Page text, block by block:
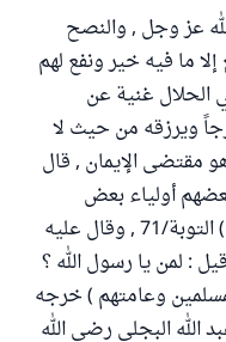
عز وجل , والنصح
ما فيه خير ونفع لهم
الحلال غنية عن
ويرزقه من حيث لا
النصح هو مقتضى الإيمان , قال
أولياء بعض
يأمرون بالمعروف وينهون عن المنكر ) التوبة/71 , وقال عليه
: لمن يا رسول الله ؟
وعامتهم ) خرجه
البجلي رضي الله